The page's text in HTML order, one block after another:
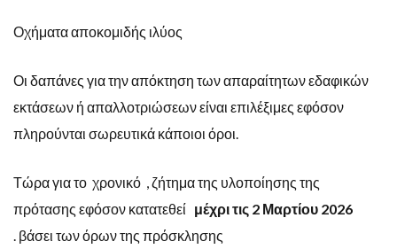
Οχήματα αποκομιδής ιλύος
Οι δαπάνες για την απόκτηση των απαραίτητων εδαφικών
εκτάσεων ή απαλλοτριώσεων είναι επιλέξιμες εφόσον
πληρούνται σωρευτικά κάποιοι όροι.
Τώρα για το χρονικό , ζήτημα της υλοποίησης της
πρότασης εφόσον κατατεθεί μέχρι τις 2 Μαρτίου 2026
. βάσει των όρων της πρόσκλησης